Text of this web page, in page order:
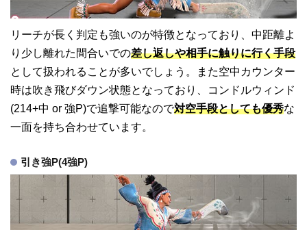
リーチが長く判定も強いのが特徴となっており、中距離よ
り少し離れた間合いでの差し返しや相手に触りに行く手段
として扱われることが多いでしょう。また空中カウンター
時は吹き飛びダウン状態となっており、コンドルウィンド
(214+中 or 強P)で追撃可能なので対空手段としても優秀な
一面を持ち合わせています。
引き強P(4強P)